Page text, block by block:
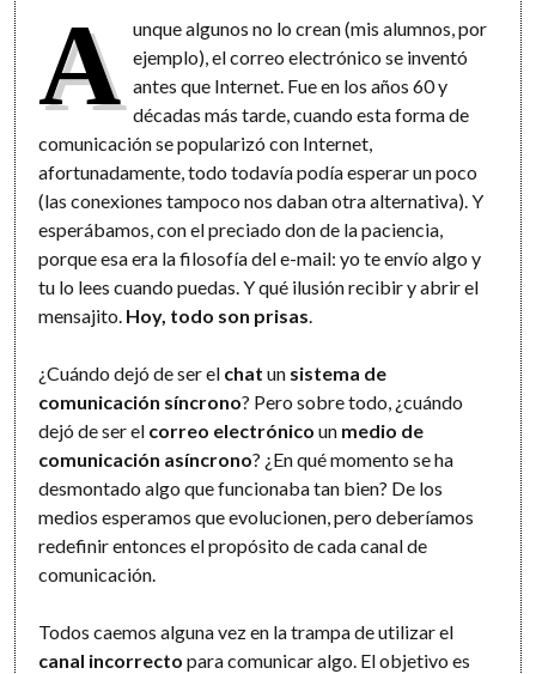
A unque algunos no lo crean (mis alumnos, por
ejemplo), el correo electrónico se inventó
antes que Internet. Fue en los años 60 y
décadas más tarde, cuando esta forma de
comunicación se popularizó con Internet,
afortunadamente, todo todavía podía esperar un poco
(las conexiones tampoco nos daban otra alternativa). Y
esperábamos, con el preciado don de la paciencia,
porque esa era la filosofía del e-mail: yo te envío algo y
tu lo lees cuando puedas. Y qué ilusión recibir y abrir el
mensajito. Hoy, todo son prisas.
¿Cuándo dejó de ser el chat un sistema de
comunicación síncrono? Pero sobre todo, ¿cuándo
dejó de ser el correo electrónico un medio de
comunicación asíncrono? ¿En qué momento se ha
desmontado algo que funcionaba tan bien? De los
medios esperamos que evolucionen, pero deberíamos
redefinir entonces el propósito de cada canal de
comunicación.
Todos caemos alguna vez en la trampa de utilizar el
canal incorrecto para comunicar algo. El objetivo es